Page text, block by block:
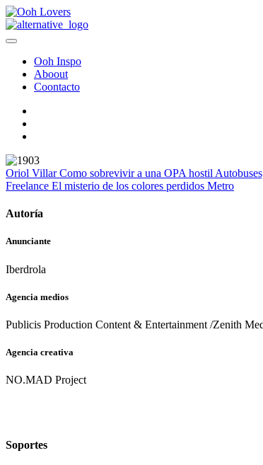
Ooh Inspo
Aboout
Coontacto
Oriol Villar Como sobrevivir a una OPA hostil
Freelance El misterio de los colores perdidos Metro
Autoría
Anunciante
Iberdrola
Agencia medios
Publicis Production Content & Entertainment /Zenith
Agencia creativa
NO.MAD Project
Soportes